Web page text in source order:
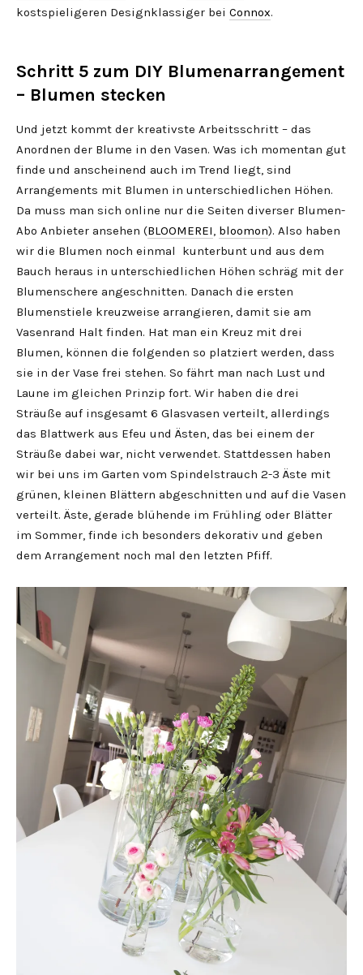
kostspieligeren Designklassiger bei Connox.
Schritt 5 zum DIY Blumenarrangement
– Blumen stecken
Und jetzt kommt der kreativste Arbeitsschritt – das
Anordnen der Blume in den Vasen. Was ich momentan gut
finde und anscheinend auch im Trend liegt, sind
Arrangements mit Blumen in unterschiedlichen Höhen.
Da muss man sich online nur die Seiten diverser Blumen-
Abo Anbieter ansehen (BLOOMEREI, bloomon). Also haben
wir die Blumen noch einmal kunterbunt und aus dem
Bauch heraus in unterschiedlichen Höhen schräg mit der
Blumenschere angeschnitten. Danach die ersten
Blumenstiele kreuzweise arrangieren, damit sie am
Vasenrand Halt finden. Hat man ein Kreuz mit drei
Blumen, können die folgenden so platziert werden, dass
sie in der Vase frei stehen. So fährt man nach Lust und
Laune im gleichen Prinzip fort. Wir haben die drei
Sträuße auf insgesamt 6 Glasvasen verteilt, allerdings
das Blattwerk aus Efeu und Ästen, das bei einem der
Sträuße dabei war, nicht verwendet. Stattdessen haben
wir bei uns im Garten vom Spindelstrauch 2-3 Äste mit
grünen, kleinen Blättern abgeschnitten und auf die Vasen
verteilt. Äste, gerade blühende im Frühling oder Blätter
im Sommer, finde ich besonders dekorativ und geben
dem Arrangement noch mal den letzten Pfiff.